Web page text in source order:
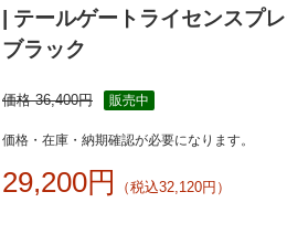
| テールゲートライセンスプ
ブラック
価格 36,400円 販売中
価格・在庫・納期確認が必要になります。
29,200円 （税込32,120円）